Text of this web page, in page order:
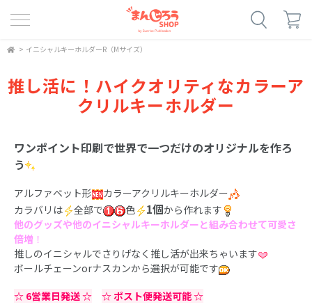
> イニシャルキーホルダーR（Mサイズ）
推し活に！ハイクオリティなカラーア
クリルキーホルダー
ワンポイント印刷で世界で一つだけのオリジナルを作ろ
う
アルファベット形
カラーアクリルキーホルダー
カラバリは
全部で 色 1個から作れます
他のグッズや他のイニシャルキーホルダーと組み合わせて可愛さ
倍増 ！
推しのイニシャルでさりげなく推し活が出来ちゃいます
ボールチェーンorナスカンから選択が可能です
☆ 6営業日発送 ☆
☆ ポスト便発送可能 ☆